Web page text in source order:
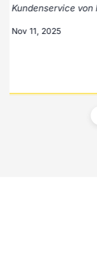
Kundenservice von
Nov 11, 2025